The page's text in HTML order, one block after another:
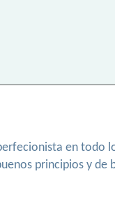
en todo
principios y de